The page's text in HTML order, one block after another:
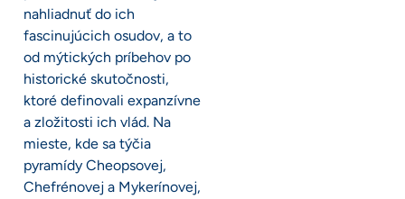
nahliadnuť do ich
fascinujúcich osudov, a to
od mýtických príbehov po
historické skutočnosti,
ktoré definovali expanzívne
a zložitosti ich vlád. Na
mieste, kde sa týčia
pyramídy Cheopsovej,
Chefrénovej a Mykerínovej,